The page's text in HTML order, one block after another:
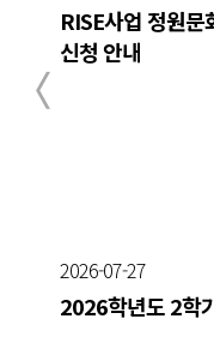
RISE사업 정원
신청 안내
2026-07-27
2026학년도 2학